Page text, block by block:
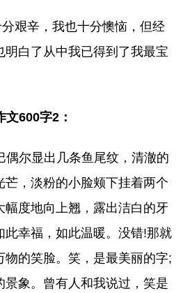
分艰辛，我也十分懊恼，但经
明白了从中我已得到了我最宝
600字2：
偶尔显出几条鱼尾纹，清澈的
芒，淡粉的小脸颊下挂着两个
幅度地向上翘，露出洁白的牙
此幸福，如此温暖。没错!那就
物的笑脸。笑，是最美丽的字;
景象。曾有人和我说过，笑是